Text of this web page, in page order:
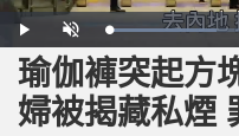
P
l
a
y
U
n
m
u
t
e
L
o
a
d
e
d
:
4
1
瑜伽褲突起方
婦被揭藏私煙